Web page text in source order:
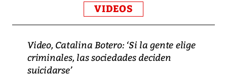
VIDEOS
Video, Catalina Botero: ‘Si la gente elige
criminales, las sociedades deciden
suicidarse’